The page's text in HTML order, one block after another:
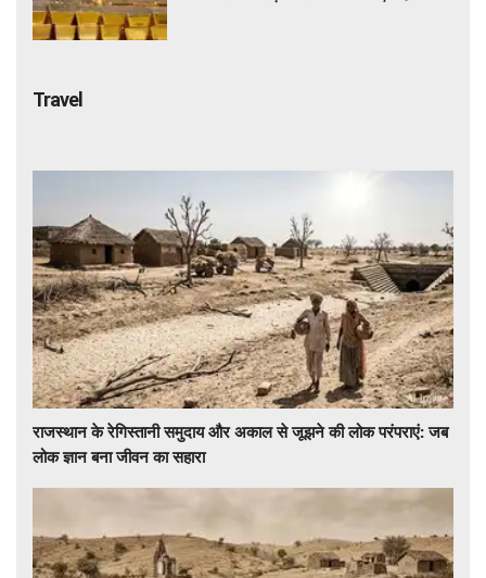
Travel
राजस्थान के रेगिस्तानी समुदाय और अकाल से जूझने की लोक परंपराएं: जब
लोक ज्ञान बना जीवन का सहारा